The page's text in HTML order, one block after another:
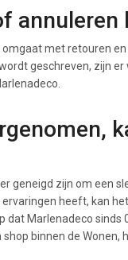
annuleren
omgaat met retouren
geschreven, zijn
geneigd zijn om een
heeft, kan
Marlenadeco sinds
binnen de Wonen,